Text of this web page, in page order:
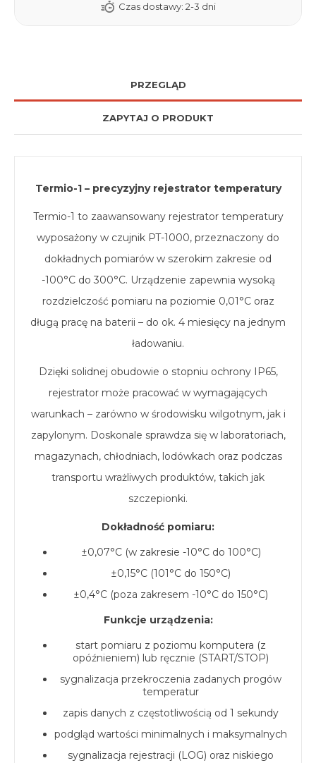
Czas dostawy: 2-3 dni
PRZEGLĄD
ZAPYTAJ O PRODUKT
Termio-1 – precyzyjny rejestrator temperatury
Termio-1 to zaawansowany rejestrator temperatury
wyposażony w czujnik PT-1000, przeznaczony do
dokładnych pomiarów w szerokim zakresie od
-100°C do 300°C. Urządzenie zapewnia wysoką
rozdzielczość pomiaru na poziomie 0,01°C oraz
długą pracę na baterii – do ok. 4 miesięcy na jednym
ładowaniu.
Dzięki solidnej obudowie o stopniu ochrony IP65,
rejestrator może pracować w wymagających
warunkach – zarówno w środowisku wilgotnym, jak i
zapylonym. Doskonale sprawdza się w laboratoriach,
magazynach, chłodniach, lodówkach oraz podczas
transportu wrażliwych produktów, takich jak
szczepionki.
Dokładność pomiaru:
±0,07°C (w zakresie -10°C do 100°C)
±0,15°C (101°C do 150°C)
±0,4°C (poza zakresem -10°C do 150°C)
Funkcje urządzenia:
start pomiaru z poziomu komputera (z
opóźnieniem) lub ręcznie (START/STOP)
sygnalizacja przekroczenia zadanych progów
temperatur
zapis danych z częstotliwością od 1 sekundy
podgląd wartości minimalnych i maksymalnych
sygnalizacja rejestracji (LOG) oraz niskiego